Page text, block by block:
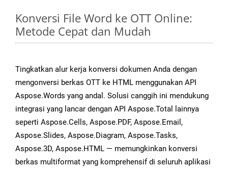
Konversi File Word ke OTT Online:
Metode Cepat dan Mudah
Tingkatkan alur kerja konversi dokumen Anda dengan
mengonversi berkas OTT ke HTML menggunakan API
Aspose.Words yang andal. Solusi canggih ini mendukung
integrasi yang lancar dengan API Aspose.Total lainnya
seperti Aspose.Cells, Aspose.PDF, Aspose.Email,
Aspose.Slides, Aspose.Diagram, Aspose.Tasks,
Aspose.3D, Aspose.HTML — memungkinkan konversi
berkas multiformat yang komprehensif di seluruh aplikasi